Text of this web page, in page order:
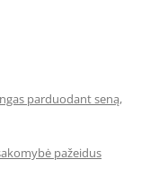
parduodant seną,
pažeidus